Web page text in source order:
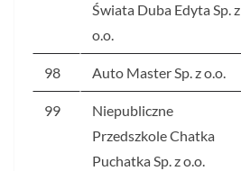
Świata Duba Edyta Sp. z
o.o.
98 Auto Master Sp. z o.o.
99
Niepubliczne
Przedszkole Chatka
Puchatka Sp. z o.o.